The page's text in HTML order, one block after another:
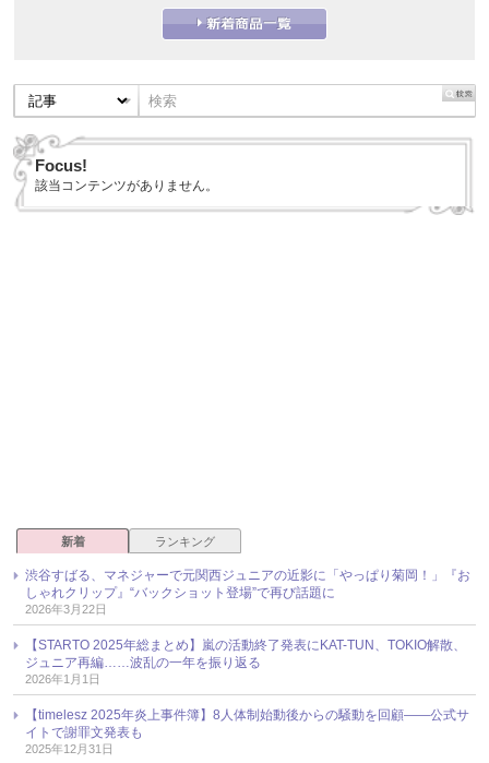
Focus!
該当コンテンツがありません。
新着 ランキング
渋谷すばる、マネジャーで元関西ジュニアの近影に「やっぱり菊岡！」『お
しゃれクリップ』“バックショット登場”で再び話題に
2026年3月22日
【STARTO 2025年総まとめ】嵐の活動終了発表にKAT-TUN、TOKIO解散、
ジュニア再編……波乱の一年を振り返る
2026年1月1日
【timelesz 2025年炎上事件簿】8人体制始動後からの騒動を回顧――公式サ
イトで謝罪文発表も
2025年12月31日